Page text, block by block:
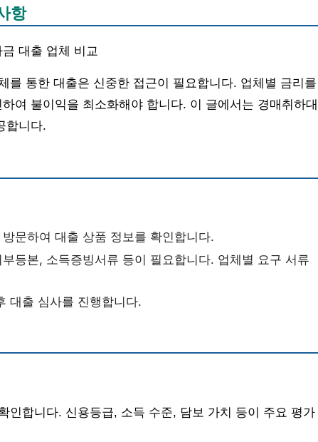
항
대출 업체 비교
를 통한 대출은 신중한 접근이 필요합니다. 업체별 금리를
여 불이익을 최소화해야 합니다. 이 글에서는 경매취하대
합니다.
문하여 대출 상품 정보를 확인합니다.
등본, 소득증빙서류 등이 필요합니다. 업체별 요구 서류
대출 심사를 진행합니다.
인합니다. 신용등급, 소득 수준, 담보 가치 등이 주요 평가